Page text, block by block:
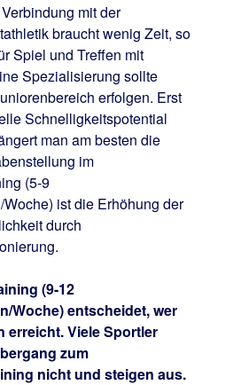
mit der
braucht wenig Zeit, so
Spiel und Treffen mit
Spezialisierung sollte
erfolgen. Erst
Schnelligkeitspotential
man am besten die
im
(5-9
ist die Erhöhung der
durch
(9-12
Woche) entscheidet, wer
erreicht. Viele Sportler
zum
nicht und steigen aus.